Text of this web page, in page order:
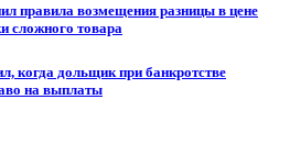
правила возмещения разницы в цене
сложного товара
когда дольщик при банкротстве
на выплаты